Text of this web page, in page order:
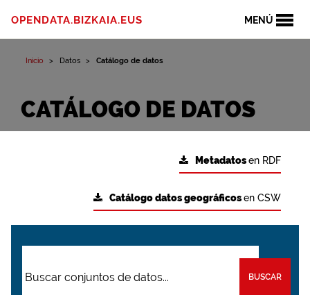
MENÚ
OPENDATA.BIZKAIA.EUS
Inicio Datos Catálogo de datos
CATÁLOGO DE DATOS
Metadatosen RDF
Catálogo datos geográficosen CSW
BUSCAR